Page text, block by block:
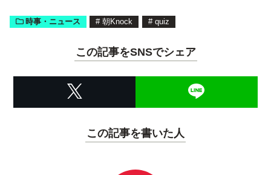
時事・ニュース # 朝Knock # quiz
この記事をSNSでシェア
この記事を書いた人